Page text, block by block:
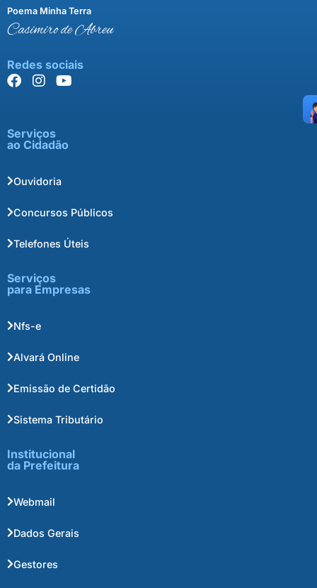
Poema Minha Terra
Casimiro de Abreu
Redes sociais
Serviços
ao Cidadão
Ouvidoria
Concursos Públicos
Telefones Úteis
Serviços
para Empresas
Nfs-e
Alvará Online
Emissão de Certidão
Sistema Tributário
Institucional
da Prefeitura
Webmail
Dados Gerais
Gestores